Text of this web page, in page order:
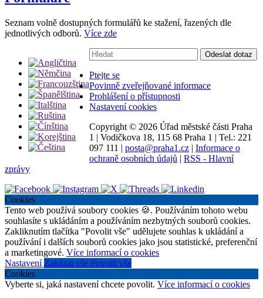
Seznam volně dostupných formulářů ke stažení, řazených dle
jednotlivých odborů. Více zde
Vyhledávání:
Odeslat dotaz
Ptejte se
Povinně zveřejňované informace
Prohlášení o přístupnosti
Nastavení cookies
Copyright © 2026 Úřad městské části Praha
1 | Vodičkova 18, 115 68 Praha 1 | Tel.: 221
097 111 | posta@praha1.cz | Informace o
ochraně osobních údajů | RSS - Hlavní
zprávy
Cookies
Tento web používá soubory cookies 🍪. Používáním tohoto webu
souhlasíte s ukládáním a používáním nezbytných souborů cookies.
Zakliknutím tlačítka "Povolit vše" udělujete souhlas k ukládání a
používání i dalších souborů cookies jako jsou statistické, preferenční
a marketingové. Více informací o cookies
Nastavení Zakázat vše Povolit vše
Cookies
Vyberte si, jaká nastavení chcete povolit. Více informací o cookies